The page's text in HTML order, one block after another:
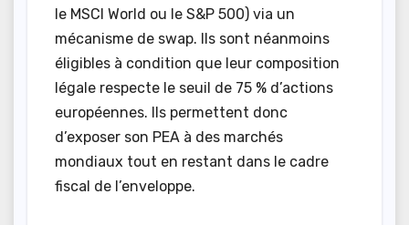
le MSCI World ou le S&P 500) via un
mécanisme de swap. Ils sont néanmoins
éligibles à condition que leur composition
légale respecte le seuil de 75 % d’actions
européennes. Ils permettent donc
d’exposer son PEA à des marchés
mondiaux tout en restant dans le cadre
fiscal de l’enveloppe.